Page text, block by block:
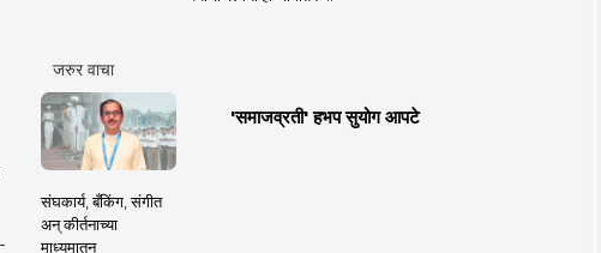
जरुर वाचा
'समाजव्रती' हभप सुयोग आपटे
संघकार्य, बँकिंग, संगीत
अन् कीर्तनाच्या
माध्यमातून